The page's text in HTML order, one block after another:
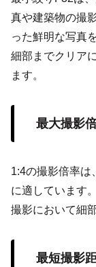
真や建築物の撮
った鮮明な写真
細部までクリア
ます。
最大撮影
1:4の撮影倍率は
に適しています
撮影において細
最短撮影